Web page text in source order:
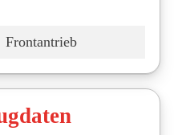
Frontantrieb